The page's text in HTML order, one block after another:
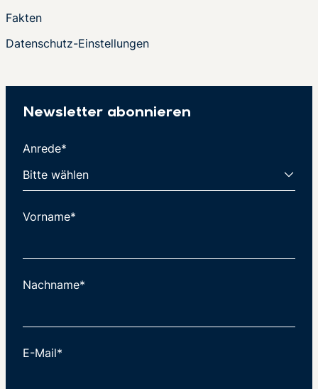
Fakten
Datenschutz-Einstellungen
Newsletter abonnieren
Anrede*
Vorname*
Nachname*
E-Mail*